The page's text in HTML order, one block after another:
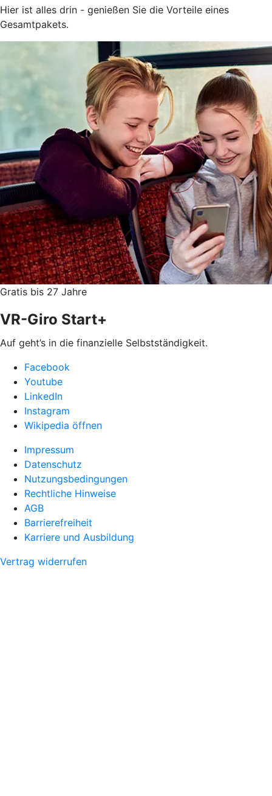
Hier ist alles drin - genießen Sie die Vorteile eines
Gesamtpakets.
Gratis bis 27 Jahre
VR-Giro Start+
Auf geht’s in die finanzielle Selbstständigkeit.
Facebook
Youtube
LinkedIn
Instagram
Wikipedia öffnen
Impressum
Datenschutz
Nutzungsbedingungen
Rechtliche Hinweise
AGB
Barrierefreiheit
Karriere und Ausbildung
Vertrag widerrufen